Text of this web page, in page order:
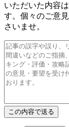
いただいた内容
す。個々のご意
さいませ。